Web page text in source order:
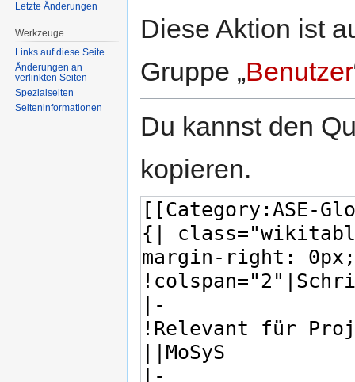
Diese Aktion ist
Gruppe „Benutzer
Du kannst den
kopieren.
Letzte Änderungen
Werkzeuge
Links auf diese Seite
Änderungen an
verlinkten Seiten
Spezialseiten
Seiten­informationen